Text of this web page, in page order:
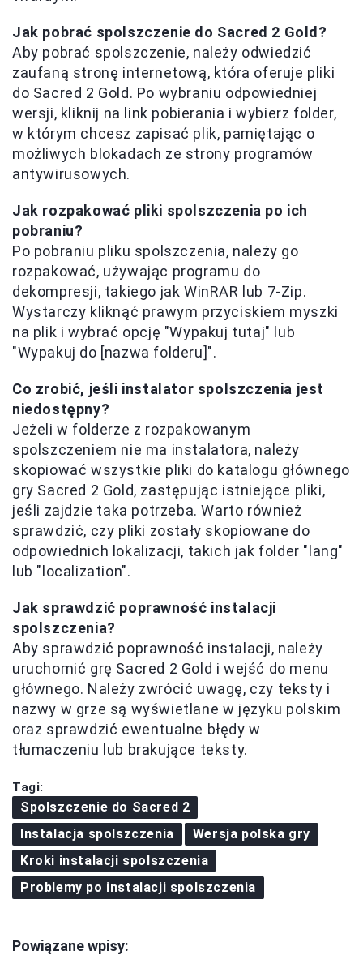
Jak pobrać spolszczenie do Sacred 2 Gold?
Aby pobrać spolszczenie, należy odwiedzić
zaufaną stronę internetową, która oferuje pliki
do Sacred 2 Gold. Po wybraniu odpowiedniej
wersji, kliknij na link pobierania i wybierz folder,
w którym chcesz zapisać plik, pamiętając o
możliwych blokadach ze strony programów
antywirusowych.
Jak rozpakować pliki spolszczenia po ich
pobraniu?
Po pobraniu pliku spolszczenia, należy go
rozpakować, używając programu do
dekompresji, takiego jak WinRAR lub 7-Zip.
Wystarczy kliknąć prawym przyciskiem myszki
na plik i wybrać opcję "Wypakuj tutaj" lub
"Wypakuj do [nazwa folderu]".
Co zrobić, jeśli instalator spolszczenia jest
niedostępny?
Jeżeli w folderze z rozpakowanym
spolszczeniem nie ma instalatora, należy
skopiować wszystkie pliki do katalogu głównego
gry Sacred 2 Gold, zastępując istniejące pliki,
jeśli zajdzie taka potrzeba. Warto również
sprawdzić, czy pliki zostały skopiowane do
odpowiednich lokalizacji, takich jak folder "lang"
lub "localization".
Jak sprawdzić poprawność instalacji
spolszczenia?
Aby sprawdzić poprawność instalacji, należy
uruchomić grę Sacred 2 Gold i wejść do menu
głównego. Należy zwrócić uwagę, czy teksty i
nazwy w grze są wyświetlane w języku polskim
oraz sprawdzić ewentualne błędy w
tłumaczeniu lub brakujące teksty.
Tagi:
Spolszczenie do Sacred 2
Instalacja spolszczenia
Wersja polska gry
Kroki instalacji spolszczenia
Problemy po instalacji spolszczenia
Powiązane wpisy: